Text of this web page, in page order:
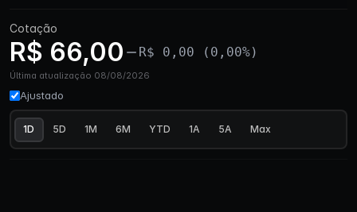
Cotação
R$ 66,00 R$ 0,00 (0,00%)
Última atualização 08/08/2026
Ajustado
1D 5D 1M 6M YTD 1A 5A Max